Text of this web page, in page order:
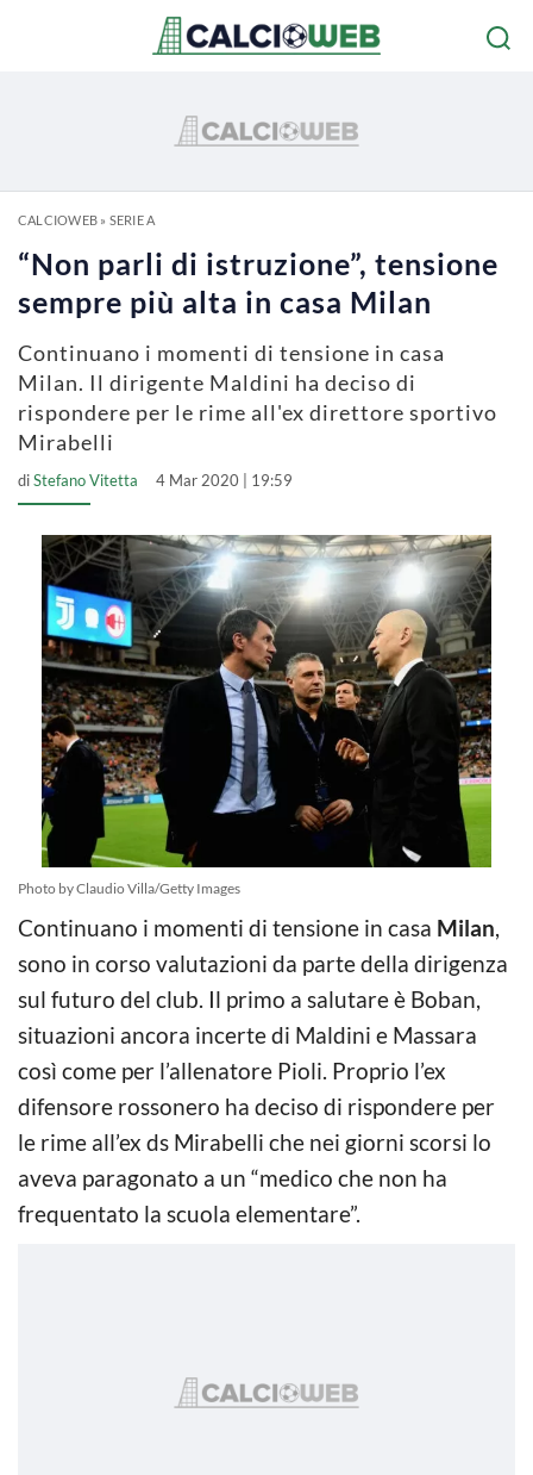
CALCIOWEB» SERIE A
“Non parli di istruzione”, tensione
sempre più alta in casa Milan
Continuano i momenti di tensione in casa
Milan. Il dirigente Maldini ha deciso di
rispondere per le rime all'ex direttore sportivo
Mirabelli
diStefano Vitetta 4 Mar 2020 | 19:59
Photo by Claudio Villa/Getty Images
Continuano i momenti di tensione in casa Milan,
sono in corso valutazioni da parte della dirigenza
sul futuro del club. Il primo a salutare è Boban,
situazioni ancora incerte di Maldini e Massara
così come per l’allenatore Pioli. Proprio l’ex
difensore rossonero ha deciso di rispondere per
le rime all’ex ds Mirabelli che nei giorni scorsi lo
aveva paragonato a un “medico che non ha
frequentato la scuola elementare”.